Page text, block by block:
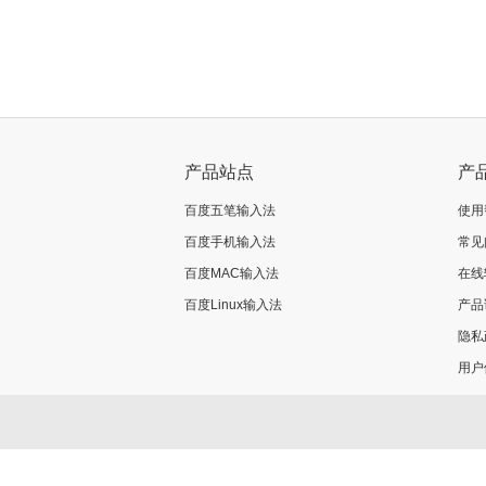
产品站点
百度五笔输入法
百度手机输入法
百度MAC输入法
百度Linux输入法
产
使
常
在
产
隐
用